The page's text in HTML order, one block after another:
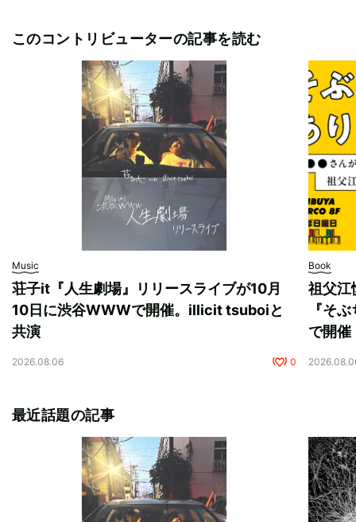
このコントリビューターの記事を読む
Music
荘子it『人生劇場』リリースライブが10月
10日に渋谷WWWで開催。illicit tsuboiと
共演
2026.08.06 0
Book
祖父江
『そ
で開催
最近話題の記事